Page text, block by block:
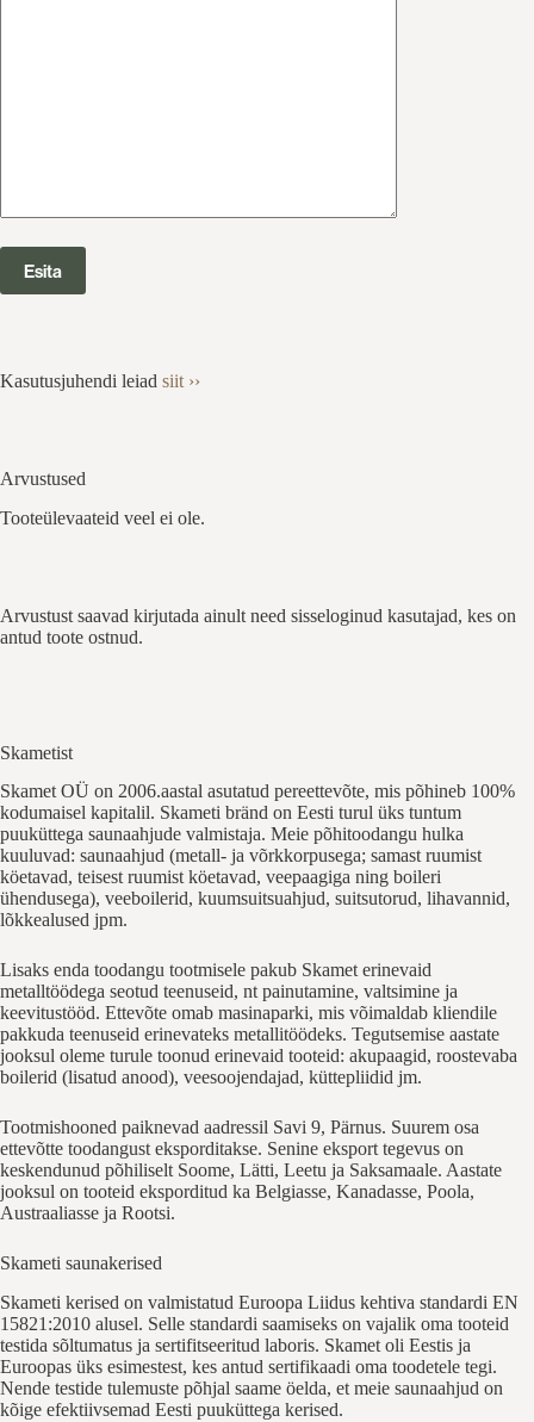
Kasutusjuhendi leiad siit ››
Arvustused
Tooteülevaateid veel ei ole.
Arvustust saavad kirjutada ainult need sisseloginud kasutajad, kes on
antud toote ostnud.
Skametist
Skamet OÜ on 2006.aastal asutatud pereettevõte, mis põhineb 100%
kodumaisel kapitalil. Skameti bränd on Eesti turul üks tuntum
puuküttega saunaahjude valmistaja. Meie põhitoodangu hulka
kuuluvad: saunaahjud (metall- ja võrkkorpusega; samast ruumist
köetavad, teisest ruumist köetavad, veepaagiga ning boileri
ühendusega), veeboilerid, kuumsuitsuahjud, suitsutorud, lihavannid,
lõkkealused jpm.
Lisaks enda toodangu tootmisele pakub Skamet erinevaid
metalltöödega seotud teenuseid, nt painutamine, valtsimine ja
keevitustööd. Ettevõte omab masinaparki, mis võimaldab kliendile
pakkuda teenuseid erinevateks metallitöödeks. Tegutsemise aastate
jooksul oleme turule toonud erinevaid tooteid: akupaagid, roostevaba
boilerid (lisatud anood), veesoojendajad, küttepliidid jm.
Tootmishooned paiknevad aadressil Savi 9, Pärnus. Suurem osa
ettevõtte toodangust eksporditakse. Senine eksport tegevus on
keskendunud põhiliselt Soome, Lätti, Leetu ja Saksamaale. Aastate
jooksul on tooteid eksporditud ka Belgiasse, Kanadasse, Poola,
Austraaliasse ja Rootsi.
Skameti saunakerised
Skameti kerised on valmistatud Euroopa Liidus kehtiva standardi EN
15821:2010 alusel. Selle standardi saamiseks on vajalik oma tooteid
testida sõltumatus ja sertifitseeritud laboris. Skamet oli Eestis ja
Euroopas üks esimestest, kes antud sertifikaadi oma toodetele tegi.
Nende testide tulemuste põhjal saame öelda, et meie saunaahjud on
kõige efektiivsemad Eesti puuküttega kerised.